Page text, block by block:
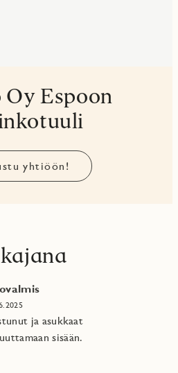
Espoon
yhtiöön!
ja asukkaat
sisään.